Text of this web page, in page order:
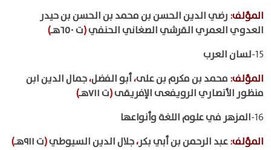
المؤلف: رضي الدين الحسن بن محمد بن الحسن بن حيدر
العدوي العمري القرشي الصغاني الحنفي(ت ٦٥٠هـ
)
15- لسان العرب
المؤلف: محمد بن مكرم بن على،أبو الفضل،جمال الدين ابن
منظور الأنصاري الرويفعى الإفريقى(ت ٧١١هـ
)
16- المزهر في علوم اللغة وأنواعها
المؤلف:عبد الرحمن بن أبي بكر،جلال الدين السيوطي(ت ٩١١هـ
)